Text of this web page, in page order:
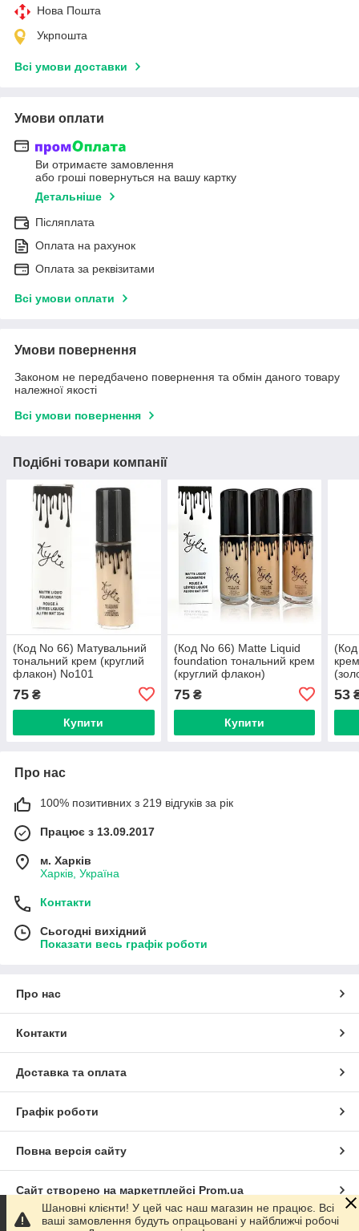
Нова Пошта
Укрпошта
Всі умови доставки
Умови оплати
Ви отримаєте замовлення
або гроші повернуться на вашу картку
Детальніше
Післяплата
Оплата на рахунок
Оплата за реквізитами
Всі умови оплати
Умови повернення
Законом не передбачено повернення та обмін даного товару
належної якості
Всі умови повернення
Подібні товари компанії
(Код No 66) Матувальний
тональний крем (круглий
флакон) No101
75 ₴
Купити
(Код No 66) Matte Liquid
foundation тональний крем
(круглий флакон)
75₴
Купити
53
Про нас
100% позитивних з 219 відгуків за рік
Працює з 13.09.2017
м. Харків
Харків, Україна
Контакти
Сьогодні вихідний
Показати весь графік роботи
Про нас
Контакти
Доставка та оплата
Графік роботи
Повна версія сайту
Сайт створено на маркетплейсі Prom.ua
Шановні клієнти! У цей час наш магазин не працює. Всі
ваші замовлення будуть опрацьовані у найближчі робочі